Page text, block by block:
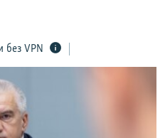
без VPN